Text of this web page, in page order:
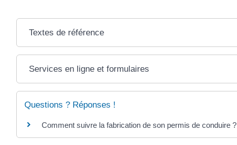
Textes de référence
Services en ligne et formulaires
Questions ? Réponses !
Comment suivre la fabrication de son permis de conduire ?